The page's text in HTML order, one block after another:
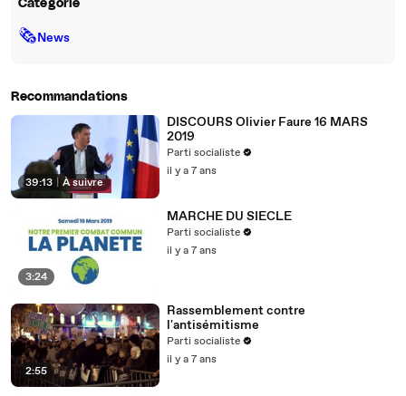
Catégorie
🗞News
Recommandations
39:13 À suivre
DISCOURS Olivier Faure 16 MARS
2019
Parti socialiste
il y a 7 ans
3:24
MARCHE DU SIECLE
Parti socialiste
il y a 7 ans
2:55
Rassemblement contre
l'antisémitisme
Parti socialiste
il y a 7 ans